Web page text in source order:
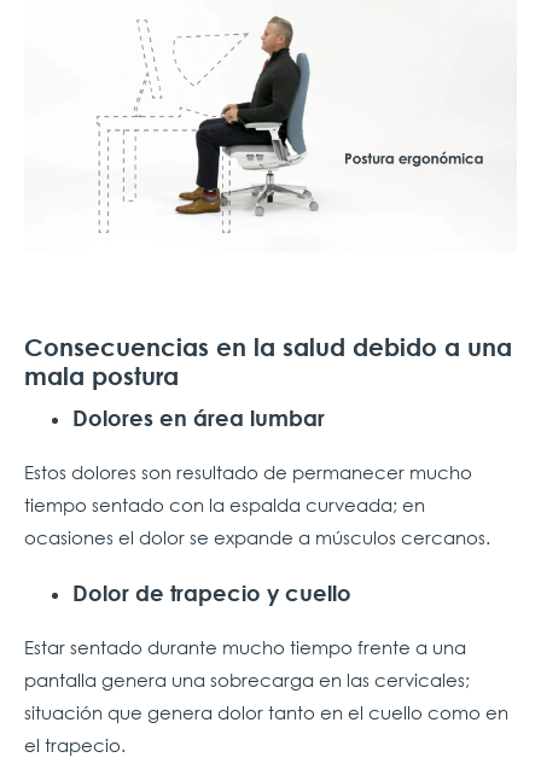
Consecuencias en la salud debido a una
mala postura
Dolores en área lumbar
Estos dolores son resultado de permanecer mucho
tiempo sentado con la espalda curveada; en
ocasiones el dolor se expande a músculos cercanos.
Dolor de trapecio y cuello
Estar sentado durante mucho tiempo frente a una
pantalla genera una sobrecarga en las cervicales;
situación que genera dolor tanto en el cuello como en
el trapecio.